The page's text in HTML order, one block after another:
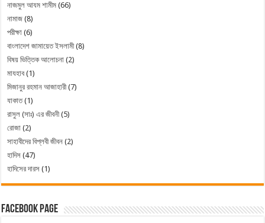
নাজমুল আযম শামীম (66)
নামাজ (8)
পরীক্ষা (6)
বাংলাদেশ জামায়েত ইসলামী(8)
বিষয় ভিত্তিক আলোচনা (2)
মাযহাব (1)
মিজানুর রহমান আজাহারী(7)
যাকাত(1)
রাসুল (সাঃ) এর জীবনী(5)
রোজা (2)
সাহাবীদের বিপ্লবী জীবন (2)
হাদিস (47)
হাদিসের দারস (1)
Facebook Page